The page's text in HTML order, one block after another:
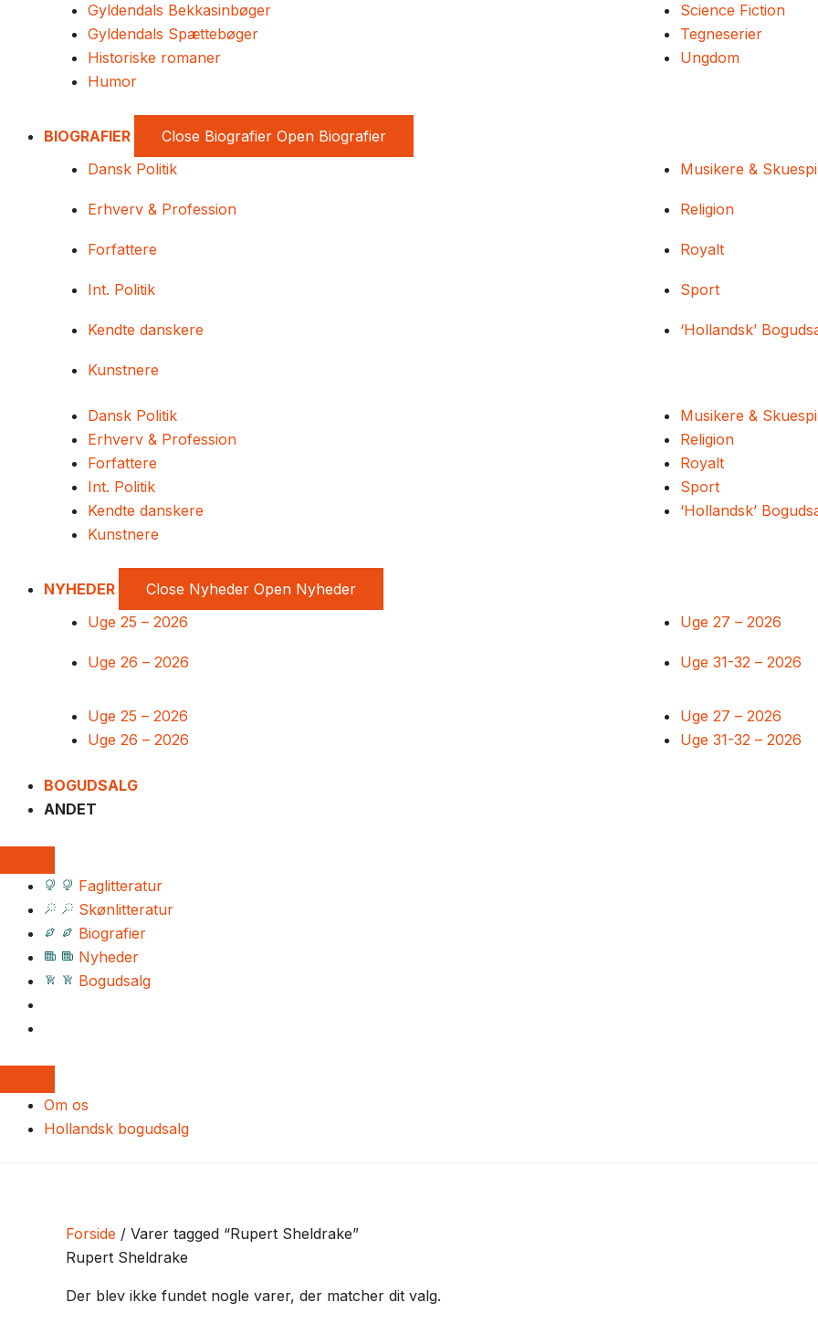
Gyldendals Bekkasinbøger
Gyldendals Spættebøger
Historiske romaner
Humor
Science Fiction
Tegneserier
Ungdom
BIOGRAFIER Close Biografier Open Biografier
Dansk Politik
Erhverv & Profession
Forfattere
Int. Politik
Kendte danskere
Kunstnere
Musikere &
Religion
Royalt
Sport
‘Hollandsk’
Dansk Politik
Erhverv & Profession
Forfattere
Int. Politik
Kendte danskere
Kunstnere
Musikere &
Religion
Royalt
Sport
‘Hollandsk’
NYHEDER Close Nyheder Open Nyheder
Uge 25 – 2026
Uge 26 – 2026
Uge 27 – 2026
Uge 31-32 – 2026
Uge 25 – 2026
Uge 26 – 2026
Uge 27 – 2026
Uge 31-32 – 2026
BOGUDSALG
ANDET
Faglitteratur
Skønlitteratur
Biografier
Nyheder
Bogudsalg
Om os
Hollandsk bogudsalg
Forside / Varer tagged “Rupert Sheldrake”
Rupert Sheldrake
Der blev ikke fundet nogle varer, der matcher dit valg.